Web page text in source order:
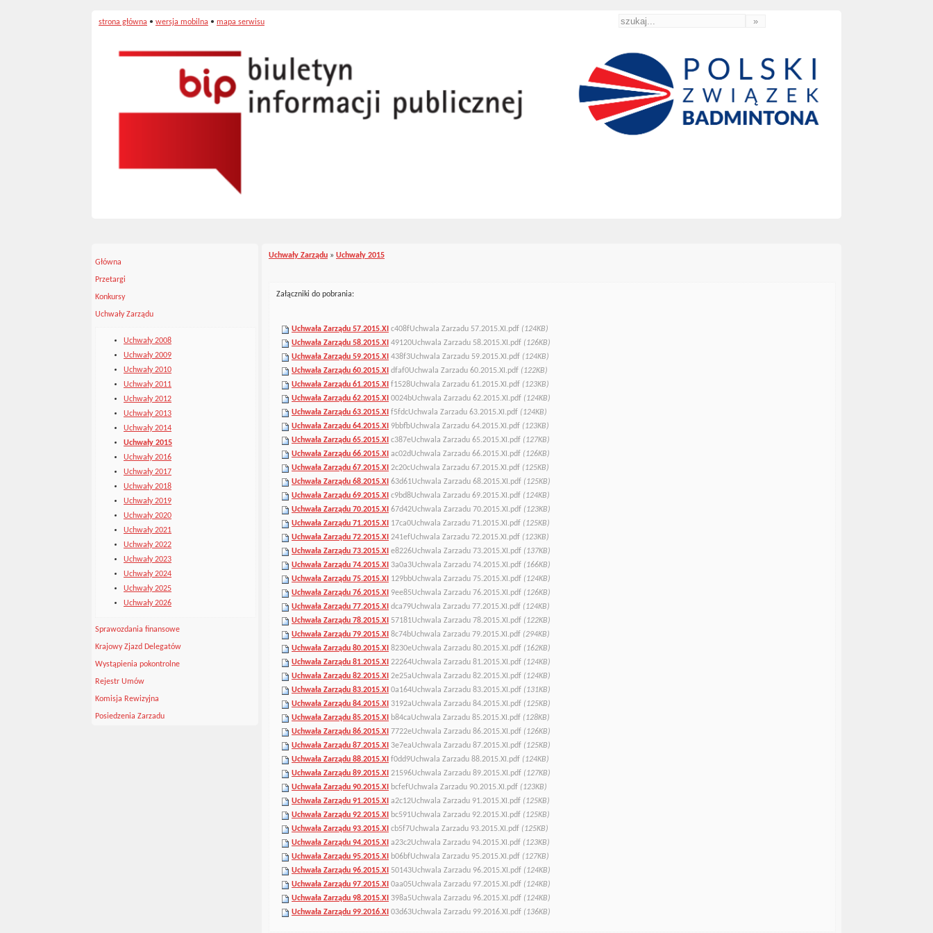
strona główna • wersja mobilna • mapa serwisu
Główna
Przetargi
Konkursy
Uchwały Zarządu
Uchwały 2008
Uchwały 2009
Uchwały 2010
Uchwały 2011
Uchwały 2012
Uchwały 2013
Uchwały 2014
Uchwały 2015
Uchwały 2016
Uchwały 2017
Uchwały 2018
Uchwały 2019
Uchwały 2020
Uchwały 2021
Uchwały 2022
Uchwały 2023
Uchwały 2024
Uchwały 2025
Uchwały 2026
Sprawozdania finansowe
Krajowy Zjazd Delegatów
Wystąpienia pokontrolne
Rejestr Umów
Komisja Rewizyjna
Posiedzenia Zarzadu
Uchwały Zarządu » Uchwały 2015
Załączniki do pobrania:
Uchwała Zarządu 57.2015.XI c408fUchwala Zarzadu 57.2015.XI.pdf (124KB)
Uchwała Zarządu 58.2015.XI 49120Uchwala Zarzadu 58.2015.XI.pdf (126KB)
Uchwała Zarządu 59.2015.XI 438f3Uchwala Zarzadu 59.2015.XI.pdf (124KB)
Uchwała Zarządu 60.2015.XI dfaf0Uchwala Zarzadu 60.2015.XI.pdf (122KB)
Uchwała Zarządu 61.2015.XI f1528Uchwala Zarzadu 61.2015.XI.pdf (123KB)
Uchwała Zarządu 62.2015.XI 0024bUchwala Zarzadu 62.2015.XI.pdf (124KB)
Uchwała Zarządu 63.2015.XI f5fdcUchwala Zarzadu 63.2015.XI.pdf (124KB)
Uchwała Zarządu 64.2015.XI 9bbfbUchwala Zarzadu 64.2015.XI.pdf (123KB)
Uchwała Zarządu 65.2015.XI c387eUchwala Zarzadu 65.2015.XI.pdf (127KB)
Uchwała Zarządu 66.2015.XI ac02dUchwala Zarzadu 66.2015.XI.pdf (126KB)
Uchwała Zarządu 67.2015.XI 2c20cUchwala Zarzadu 67.2015.XI.pdf (125KB)
Uchwała Zarządu 68.2015.XI 63d61Uchwala Zarzadu 68.2015.XI.pdf (125KB)
Uchwała Zarządu 69.2015.XI c9bd8Uchwala Zarzadu 69.2015.XI.pdf (124KB)
Uchwała Zarządu 70.2015.XI 67d42Uchwala Zarzadu 70.2015.XI.pdf (123KB)
Uchwała Zarządu 71.2015.XI 17ca0Uchwala Zarzadu 71.2015.XI.pdf (125KB)
Uchwała Zarządu 72.2015.XI 241efUchwala Zarzadu 72.2015.XI.pdf (123KB)
Uchwała Zarządu 73.2015.XI e8226Uchwala Zarzadu 73.2015.XI.pdf (137KB)
Uchwała Zarządu 74.2015.XI 3a0a3Uchwala Zarzadu 74.2015.XI.pdf (166KB)
Uchwała Zarządu 75.2015.XI 129bbUchwala Zarzadu 75.2015.XI.pdf (124KB)
Uchwała Zarządu 76.2015.XI 9ee85Uchwala Zarzadu 76.2015.XI.pdf (126KB)
Uchwała Zarządu 77.2015.XI dca79Uchwala Zarzadu 77.2015.XI.pdf (124KB)
Uchwała Zarządu 78.2015.XI 57181Uchwala Zarzadu 78.2015.XI.pdf (122KB)
Uchwała Zarządu 79.2015.XI 8c74bUchwala Zarzadu 79.2015.XI.pdf (294KB)
Uchwała Zarządu 80.2015.XI 8230eUchwala Zarzadu 80.2015.XI.pdf (162KB)
Uchwała Zarządu 81.2015.XI 22264Uchwala Zarzadu 81.2015.XI.pdf (124KB)
Uchwała Zarządu 82.2015.XI 2e25aUchwala Zarzadu 82.2015.XI.pdf (124KB)
Uchwała Zarządu 83.2015.XI 0a164Uchwala Zarzadu 83.2015.XI.pdf (131KB)
Uchwała Zarządu 84.2015.XI 3192aUchwala Zarzadu 84.2015.XI.pdf (125KB)
Uchwała Zarządu 85.2015.XI
b84caUchwala Zarzadu 85.2015.XI.pdf (128KB)
Uchwała Zarządu 86.2015.XI 7722eUchwala Zarzadu 86.2015.XI.pdf (126KB)
Uchwała Zarządu 87.2015.XI 3e7eaUchwala Zarzadu 87.2015.XI.pdf (125KB)
Uchwała Zarządu 88.2015.XI f0dd9Uchwala Zarzadu 88.2015.XI.pdf (124KB)
Uchwała Zarządu 89.2015.XI 21596Uchwala Zarzadu 89.2015.XI.pdf (127KB)
Uchwała Zarządu 90.2015.XI
bcfefUchwala Zarzadu 90.2015.XI.pdf (123KB)
Uchwała Zarządu 91.2015.XI a2c12Uchwala Zarzadu 91.2015.XI.pdf (125KB)
Uchwała Zarządu 92.2015.XI
bc591Uchwala Zarzadu 92.2015.XI.pdf (125KB)
Uchwała Zarządu 93.2015.XI cb5f7Uchwala Zarzadu 93.2015.XI.pdf (125KB)
Uchwała Zarządu 94.2015.XI a23c2Uchwala Zarzadu 94.2015.XI.pdf (123KB)
Uchwała Zarządu 95.2015.XI
b06bfUchwala Zarzadu 95.2015.XI.pdf (127KB)
Uchwała Zarządu 96.2015.XI 50143Uchwala Zarzadu 96.2015.XI.pdf (124KB)
Uchwała Zarządu 97.2015.XI 0aa05Uchwala Zarzadu 97.2015.XI.pdf (124KB)
Uchwała Zarządu 98.2015.XI 398a5Uchwala Zarzadu 96.2015.XI.pdf (124KB)
Uchwała Zarządu 99.2016.XI 03d63Uchwala Zarzadu 99.2016.XI.pdf (136KB)